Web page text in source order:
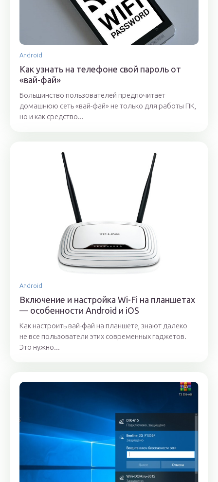
Android
Как узнать на телефоне свой пароль от
«вай-фай»
Большинство пользователей предпочитает
домашнюю сеть «вай-фай» не только для работы ПК,
но и как средство...
Android
Включение и настройка Wi-Fi на планшетах
— особенности Android и iOS
Как настроить вай-фай на планшете, знают далеко
не все пользователи этих современных гаджетов.
Это нужно...